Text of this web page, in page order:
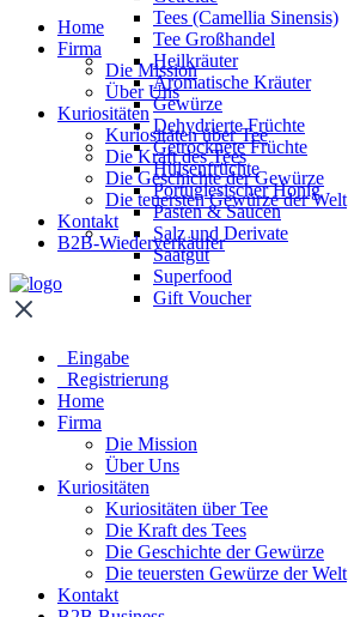
Tees (Camellia Sinensis)
Tee Großhandel
Heilkräuter
Aromatische Kräuter
Gewürze
Dehydrierte Früchte
Getrocknete Früchte
Hülsenfrüchte
Portugiesischer Honig
Pasten & Saucen
Salz und Derivate
Saatgut
Superfood
Gift Voucher
Home
Firma
Die Mission
Über Uns
Kuriositäten
Kuriositäten über Tee
Die Kraft des Tees
Die Geschichte der Gewürze
Die teuersten Gewürze der Welt
Kontakt
B2B-Wiederverkäufer
Eingabe
Registrierung
Home
Firma
Die Mission
Über Uns
Kuriositäten
Kuriositäten über Tee
Die Kraft des Tees
Die Geschichte der Gewürze
Die teuersten Gewürze der Welt
Kontakt